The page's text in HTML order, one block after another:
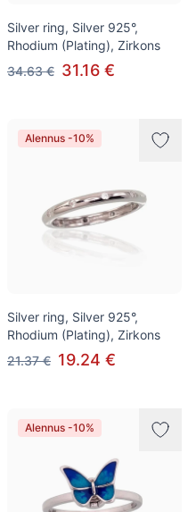
Silver ring, Silver 925°,
Rhodium (Plating), Zirkons
34.63 € 31.16 €
Alennus -10%
Silver ring, Silver 925°,
Rhodium (Plating), Zirkons
21.37 € 19.24 €
Alennus -10%